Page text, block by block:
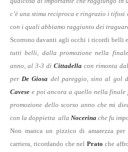
c’è una stima reciproca e ringrazio i tifosi
con i quali abbiamo raggiunto dei
Scorrono davanti agli occhi i ricordi belli
tutti belli, dalla promozione nella
anno, al 3-3 di Cittadella con rimonta
per De Giosa del pareggio, sino al gol
Cavese e poi ancora a quello nella
promozione dello scorso anno che mi
con la doppietta alla Nocerina che fu
Non manca un pizzico di amarezza per
carriera, ricordando che nelPratoche